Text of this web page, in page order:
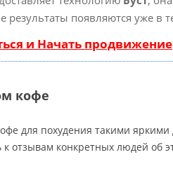
результаты появляются уже в
и Начать продвижение
кофе
для похудения такими
к отзывам конкретных людей об